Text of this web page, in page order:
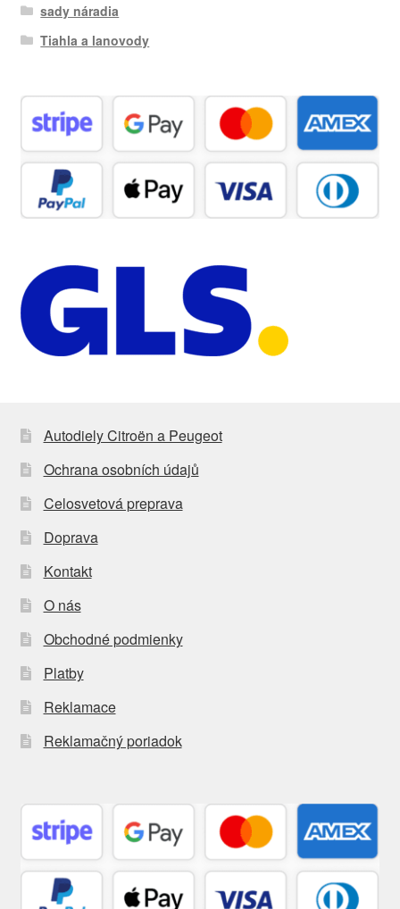
sady náradia
Tiahla a lanovody
Autodiely Citroën a Peugeot
Ochrana osobních údajů
Celosvetová preprava
Doprava
Kontakt
O nás
Obchodné podmienky
Platby
Reklamace
Reklamačný poriadok